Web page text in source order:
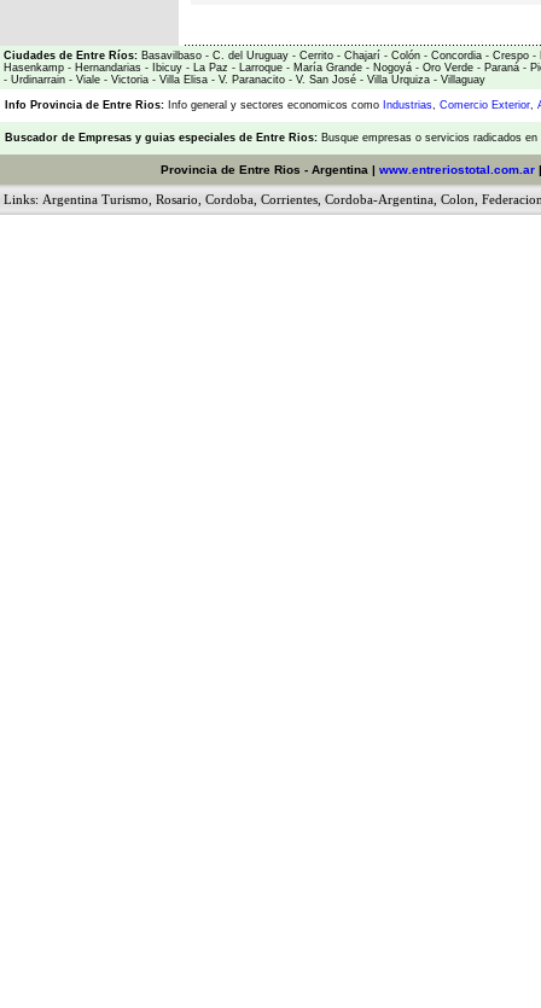
Ciudades de Entre Ríos: Basavilbaso - C. del Uruguay - Cerrito - Chajarí - Colón - Concordia - Crespo -
Hasenkamp - Hernandarias - Ibicuy - La Paz - Larroque - María Grande - Nogoyá - Oro Verde - Paraná -
- Urdinarrain - Viale - Victoria - Villa Elisa - V. Paranacito - V. San José - Villa Urquiza - Villaguay
Info Provincia de Entre Rios: Info general y sectores economicos como Industrias, Comercio Exterior,
Buscador de Empresas y guias especiales de Entre Rios: Busque empresas o servicios radicados
Provincia de Entre Rios - Argentina | www.entreriostotal.com.ar
Links: Argentina Turismo Rosario Cordoba Corrientes Cordoba-Argentina Colon